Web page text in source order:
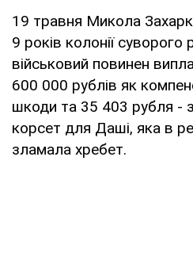
19 травня Микола
9 років колонії
військовий повинен
600 000 рублів як
шкоди та 35 403 рубля -
корсет для Даші, яка в
зламала хребет.